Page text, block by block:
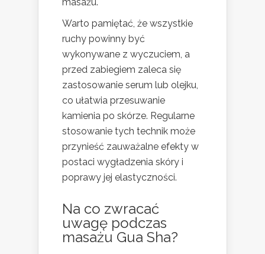
Warto pamiętać, że wszystkie
ruchy powinny być
wykonywane z wyczuciem, a
przed zabiegiem zaleca się
zastosowanie serum lub olejku,
co ułatwia przesuwanie
kamienia po skórze. Regularne
stosowanie tych technik może
przynieść zauważalne efekty w
postaci wygładzenia skóry i
poprawy jej elastyczności.
Na co zwracać
uwagę podczas
masażu Gua Sha?